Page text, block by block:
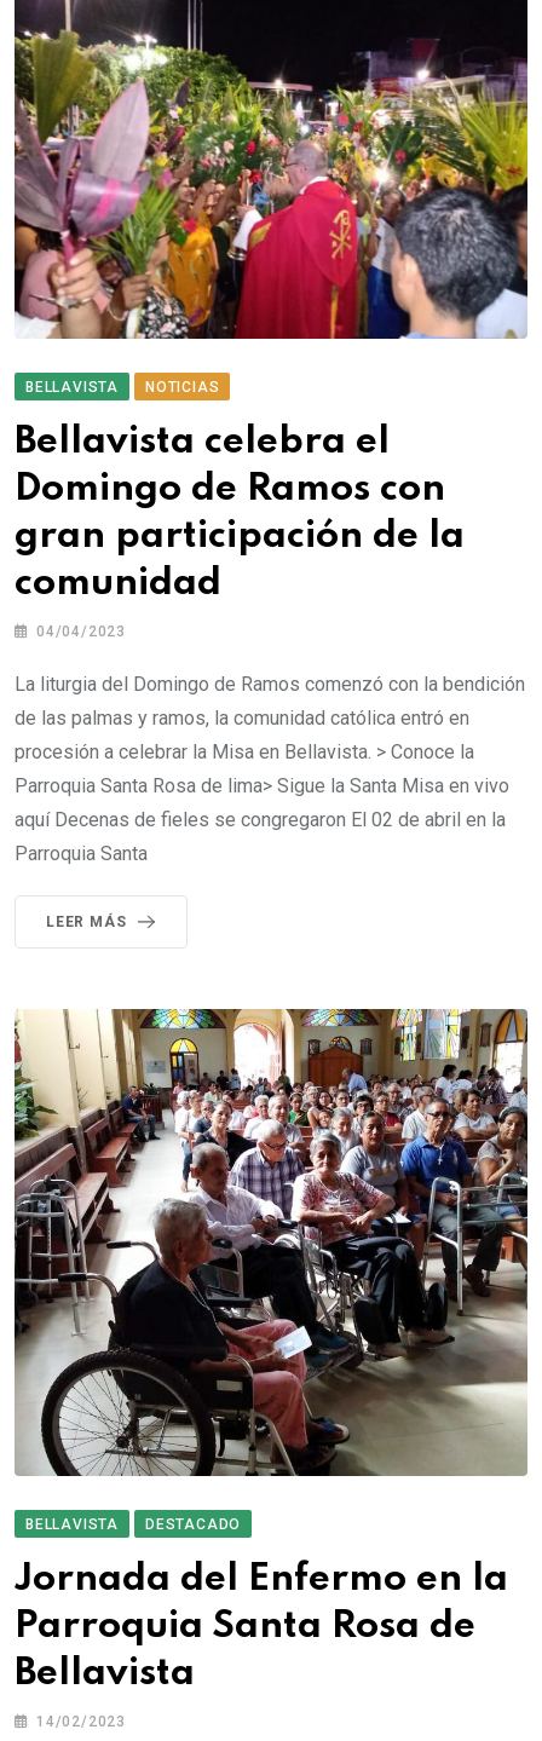
BELLAVISTA NOTICIAS
Bellavista celebra el
Domingo de Ramos con
gran participación de la
comunidad
04/04/2023
La liturgia del Domingo de Ramos comenzó con la bendición
de las palmas y ramos, la comunidad católica entró en
procesión a celebrar la Misa en Bellavista. > Conoce la
Parroquia Santa Rosa de lima> Sigue la Santa Misa en vivo
aquí Decenas de fieles se congregaron El 02 de abril en la
Parroquia Santa
LEER MÁS
BELLAVISTA DESTACADO
Jornada del Enfermo en la
Parroquia Santa Rosa de
Bellavista
14/02/2023